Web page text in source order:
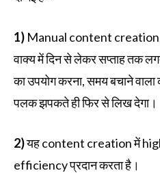
1) Manual content creation,
वाक्य में दिन से लेकर सप्ताह तक
का उपयोग करना, समय बचाने
पलक झपकते ही फिर से लिख देगा।
2)यह content creation में
efficiency प्रदान करता है।